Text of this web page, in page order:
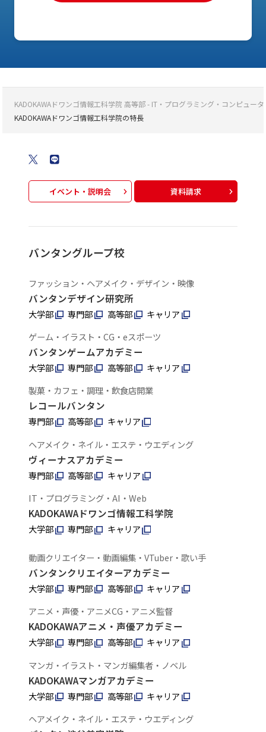
KADOKAWAドワンゴ情報工科学院 高等部 - IT・プログラミング・コンピュー
KADOKAWAドワンゴ情報工科学院の特長
イベント・説明会 資料請求
バンタングループ校
ファッション・ヘアメイク・デザイン・映像
バンタンデザイン研究所
大学部 専門部 高等部
キャリア
ゲーム・イラスト・CG・eスポーツ
バンタンゲームアカデミー
大学部 専門部 高等部
キャリア
製菓・カフェ・調理・飲食店開業
レコールバンタン
専門部 高等部
キャリア
ヘアメイク・ネイル・エステ・ウエディング
ヴィーナスアカデミー
専門部 高等部
キャリア
IT・プログラミング・AI・Web
KADOKAWAドワンゴ情報工科学院
大学部 専門部 キャリア
動画クリエイター・動画編集・VTuber・歌い手
バンタンクリエイターアカデミー
大学部 専門部 高等部
キャリア
アニメ・声優・アニメCG・アニメ監督
KADOKAWAアニメ・声優アカデミー
大学部 専門部 高等部
キャリア
マンガ・イラスト・マンガ編集者・ノベル
KADOKAWAマンガアカデミー
大学部 専門部 高等部
キャリア
ヘアメイク・ネイル・エステ・ウエディング